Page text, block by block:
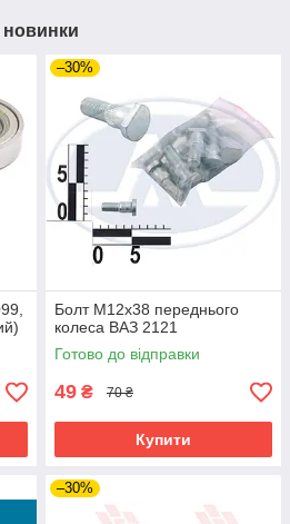
новинки
–30%
Болт М12х38 переднього
колеса ВАЗ 2121
Готово до відправки
49 ₴ 70 ₴
Купити
–30%